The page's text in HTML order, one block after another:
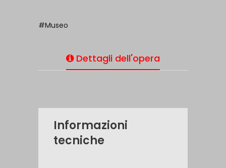
#Museo
Dettagli dell'opera
Informazioni
tecniche